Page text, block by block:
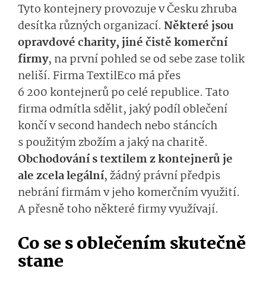
Tyto kontejnery provozuje v Česku zhruba
desítka různých organizací. Některé jsou
opravdové charity, jiné čistě komerční
firmy, na první pohled se od sebe zase tolik
neliší. Firma TextilEco má přes
6 200 kontejnerů po celé republice. Tato
firma odmítla sdělit, jaký podíl oblečení
končí v second handech nebo stáncích
s použitým zbožím a jaký na charitě.
Obchodování s textilem z kontejnerů je
ale zcela legální, žádný právní předpis
nebrání firmám v jeho komerčním využití.
A přesně toho některé firmy využívají.
Co se s oblečením skutečně
stane